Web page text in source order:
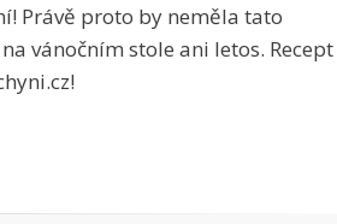
Právě proto by neměla tato
vánočním stole ani letos. Recept